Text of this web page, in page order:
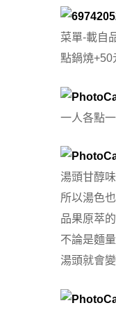
菜單-載自
點鍋燒+50
一人各點一
湯頭甘醇
所以湯色
品果原萃
不論是麵
湯頭就會